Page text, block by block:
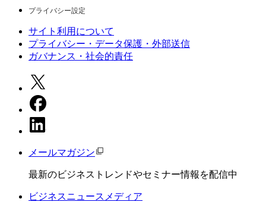
プライバシー設定
サイト利用について
プライバシー・データ保護・外部送信
ガバナンス・社会的責任
メールマガジン
最新のビジネストレンドやセミナー情報を配信中
ビジネスニュースメディア